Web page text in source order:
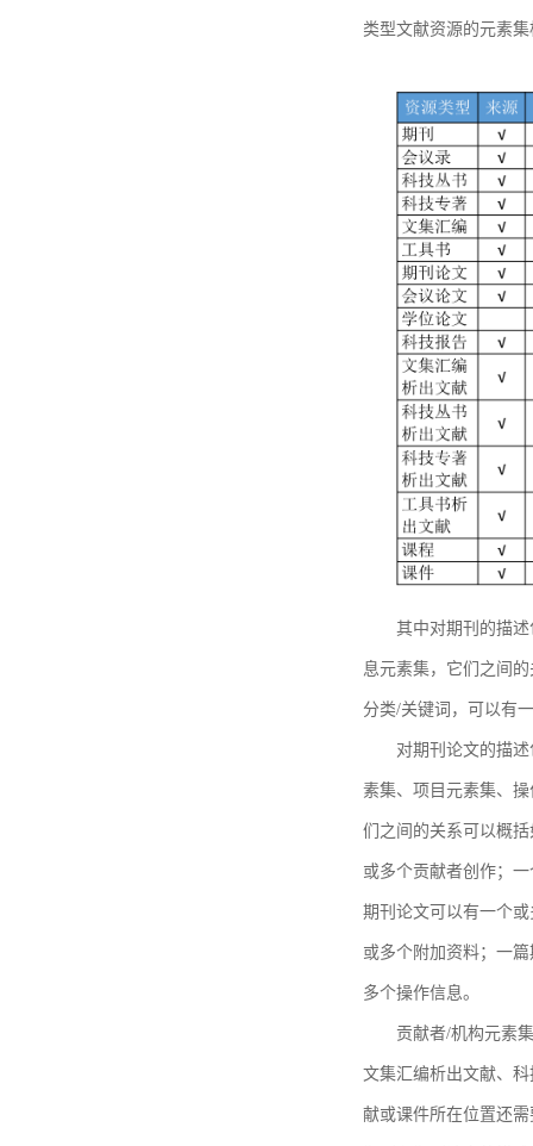
类型文献资源的元素
其中对期刊的描
息元素集，它们之间
分类/关键词，可以有
对期刊论文的描
素集、项目元素集、
们之间的关系可以概
或多个贡献者创作；
期刊论文可以有一个
或多个附加资料；一
多个操作信息。
贡献者/机构元素
文集汇编析出文献、
献或课件所在位置还